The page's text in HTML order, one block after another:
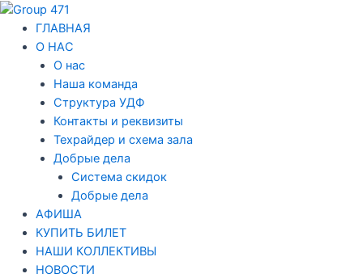
Перейти
содержимому
ГЛАВНАЯ
О НАС
О нас
Наша команда
Структура УДФ
Контакты и реквизиты
Техрайдер и схема зала
Добрые дела
Система скидок
Добрые дела
АФИША
КУПИТЬ БИЛЕТ
НАШИ КОЛЛЕКТИВЫ
НОВОСТИ
Навигация
по
записям